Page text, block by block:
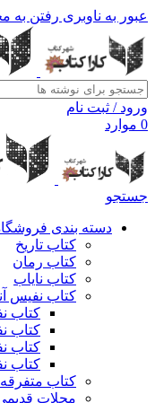
عبور به ناوبری رفتن به
ورود / ثبت نام
0 موارد
جستجو
دسته بندی
کتاب تاریخ
کتاب رمان
کتاب نایاب
کتاب نفیس
کتاب
کتاب
کتاب
کتاب
کتاب متفرقه
مجلات